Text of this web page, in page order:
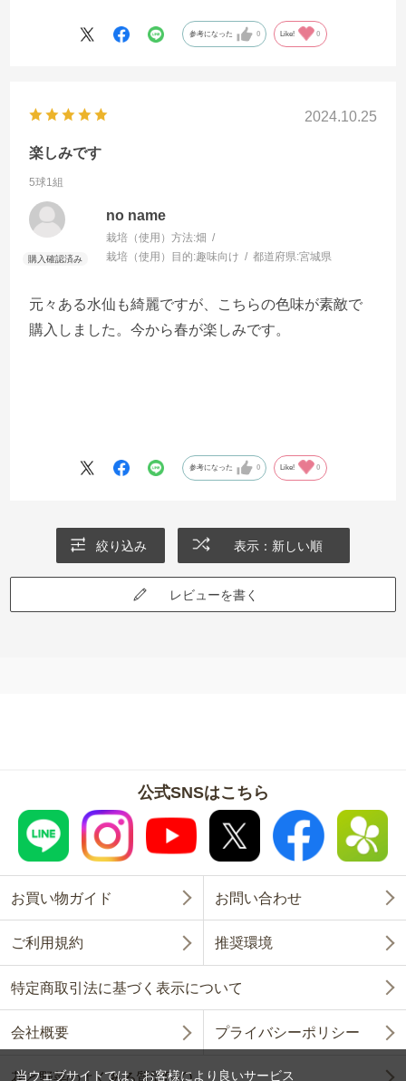
参考になった 0 Like! 0
2024.10.25
楽しみです
5球1組
no name
栽培（使用）方法:畑
栽培（使用）目的:趣味向け 都道府県:宮城県
元々ある水仙も綺麗ですが、こちらの色味が素敵で
購入しました。今から春が楽しみです。
参考になった 0 Like! 0
絞り込み 表示：新しい順
レビューを書く
公式SNSはこちら
お買い物ガイド お問い合わせ
ご利用規約 推奨環境
特定商取引法に基づく表示について
会社概要 プライバシーポリシー
花と野菜のよくある質問FAQ
当ウェブサイトでは、お客様により良いサービス